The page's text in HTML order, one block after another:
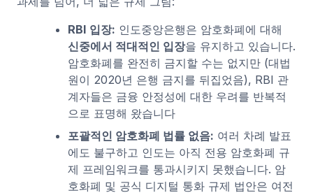
RBI 입장: 인도중앙은행은 암호화폐에 대해
신중에서 적대적인 입장을 유지하고 있습니다.
암호화폐를 완전히 금지할 수는 없지만 (대법
원이 2020년 은행 금지를 뒤집었음), RBI 관
계자들은 금융 안정성에 대한 우려를 반복적
으로 표명해 왔습니다
포괄적인 암호화폐 법률 없음: 여러 차례 발표
에도 불구하고 인도는 아직 전용 암호화폐 규
제 프레임워크를 통과시키지 못했습니다. 암
호화폐 및 공식 디지털 통화 규제 법안은 여전